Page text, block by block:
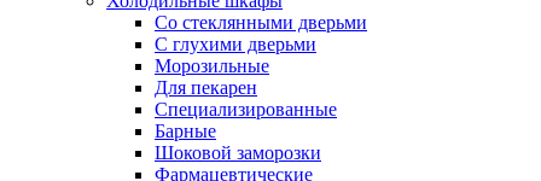
Со стеклянными дверьми
С глухими дверьми
Морозильные
Для пекарен
Специализированные
Барные
Шоковой заморозки
Фармацевтические